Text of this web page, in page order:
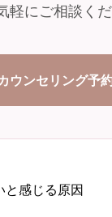
軽にご相談くだ
ウンセリング予
と感じる原因